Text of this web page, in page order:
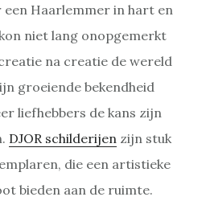
Haarlemmer in hart en
niet lang onopgemerkt
na creatie de wereld
groeiende bekendheid
liefhebbers de kans zijn
DJOR schilderijen zijn stuk
die een artistieke
bieden aan de ruimte.